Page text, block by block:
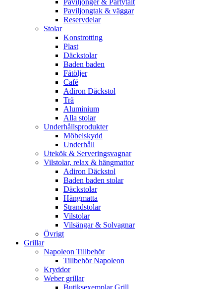
Paviljongtak & väggar
Reservdelar
Stolar
Konstrotting
Plast
Däckstolar
Baden baden
Fåtöljer
Café
Adiron Däckstol
Trä
Aluminium
Alla stolar
Underhållsprodukter
Möbelskydd
Underhåll
Utekök & Serveringsvagnar
Vilstolar, relax & hängmattor
Adiron Däckstol
Baden baden stolar
Däckstolar
Hängmatta
Strandstolar
Vilstolar
Vilsängar & Solvagnar
Övrigt
Grillar
Napoleon Tillbehör
Tillbehör Napoleon
Kryddor
Weber grillar
Butiksexemplar Grill